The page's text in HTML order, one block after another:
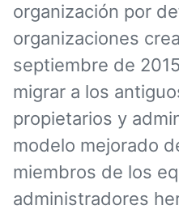
organización por
organizaciones
septiembre de
migrar a los
propietarios y
modelo mejorado
miembros de los
administradores